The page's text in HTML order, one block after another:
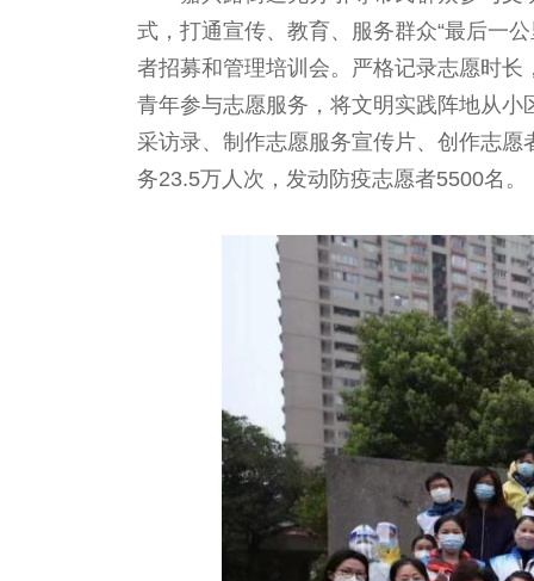
式，打通宣传、教育、服务群众“最后一
者招募和管理培训会。严格记录志愿时长
青年参与志愿服务，将文明实践阵地从
采访录、制作志愿服务宣传片、创作志
务23.5万人次，发动防疫志愿者5500名。